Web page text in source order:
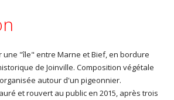
une "île" entre Marne et Bief, en bordure
de Joinville. Composition végétale
autour d'un pigeonnier.
et rouvert au public en 2015, après trois